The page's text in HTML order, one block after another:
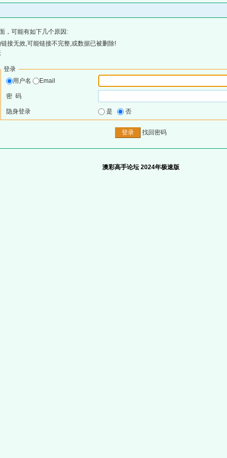
，可能有如下几个原因:
接无效,可能链接不完整,或数据已被删除!
登录
用户名
Email
密 码
隐身登录 是 否
找回密码
澳彩高手论坛 2024年极速版